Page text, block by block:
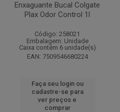
Enxaguante Bucal Colgate
Plax Odor Control 1l
Código: 258021
Embalagem: Unidade
Caixa contém 6 unidade(s)
EAN: 7509546680224
Faça seu login ou
cadastre-se para
ver preços e
comprar